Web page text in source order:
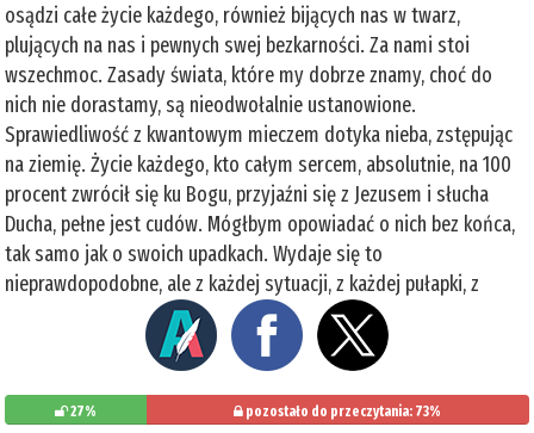
osądzi całe życie każdego, również bijących nas w twarz,
plujących na nas i pewnych swej bezkarności. Za nami stoi
wszechmoc. Zasady świata, które my dobrze znamy, choć do
nich nie dorastamy, są nieodwołalnie ustanowione.
Sprawiedliwość z kwantowym mieczem dotyka nieba, zstępując
na ziemię. Życie każdego, kto całym sercem, absolutnie, na 100
procent zwrócił się ku Bogu, przyjaźni się z Jezusem i słucha
Ducha, pełne jest cudów. Mógłbym opowiadać o nich bez końca,
tak samo jak o swoich upadkach. Wydaje się to
nieprawdopodobne, ale z każdej sytuacji, z każdej pułapki, z
27% pozostało do przeczytania: 73%